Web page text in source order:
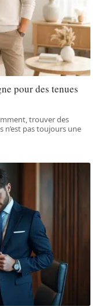
pour des tenues
trouver des
n’est pas toujours une